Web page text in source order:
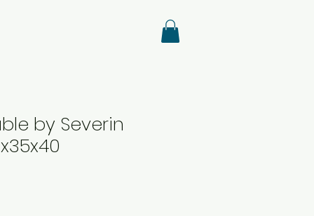
by Severin